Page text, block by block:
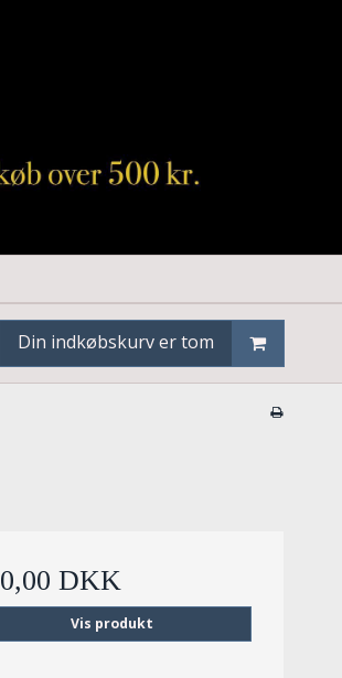
Din indkøbskurv er tom
DKK
Vis produkt